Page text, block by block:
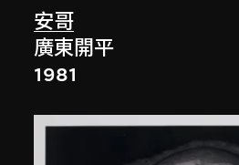
安哥
廣東開平
1981